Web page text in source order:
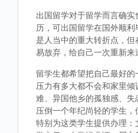
出国留学对于留学而言确
历，可出国留学在国外顺
是人当中的重大转折点，
易放弃，给自己一次重新来
留学生都希望把自己最好
压力有多大都不会和家里
难、异国他乡的孤独感、
压倒一个年纪尚轻的学生
特别为这类学生提供办理